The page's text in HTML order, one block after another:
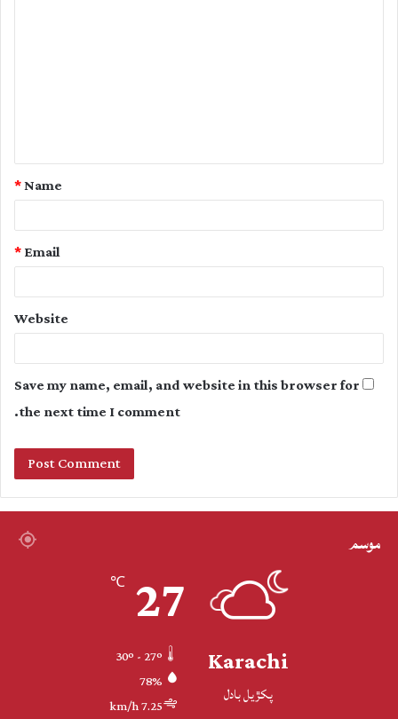
t
Name
*
Email
*
Website
Save my name, email, and website in this browser for
the next time I comment.
موسم
Karachi
پکڙيل بادل
27
℃
78%
7.25 km/h